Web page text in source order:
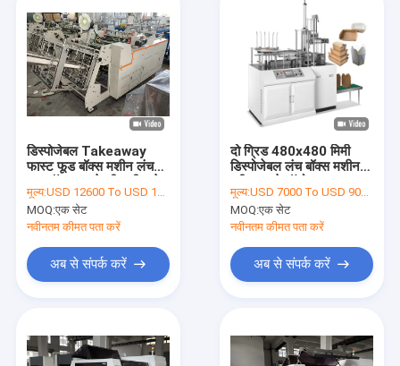
डिस्पोजेबल Takeaway
फास्ट फूड बॉक्स मशीन लंच
लो
मूल्य:USD 12600 To USD 13900 Per Set
MOQ:एक सेट
नवीनतम कीमत पता करें
अब से संपर्क करें
दो ग्रिड 480x480 मिमी
डिस्पोजेबल लंच बॉक्स मशीन
मूल्य:USD 7000 To USD 9000 Per Set
MOQ:एक सेट
नवीनतम कीमत पता करें
अब से संपर्क करें